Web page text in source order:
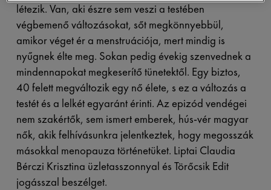
létezik. Van, aki észre sem veszi a testében
végbemenő változásokat, sőt megkönnyebbül,
amikor véget ér a menstruációja, mert mindig is
nyűgnek élte meg. Sokan pedig évekig szenvednek a
mindennapokat megkeserítő tünetektől. Egy biztos,
40 felett megváltozik egy nő élete, s ez a változás a
testét és a lelkét egyaránt érinti. Az epizód vendégei
nem szakértők, sem ismert emberek, hús-vér magyar
nők, akik felhívásunkra jelentkeztek, hogy megosszák
másokkal menopauza történetüket. Liptai Claudia
Bérczi Krisztina üzletasszonnyal és Törőcsik Edit
jogásszal beszélget.